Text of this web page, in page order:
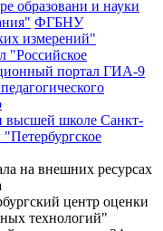
образовани и науки
ФГБНУ
измерений"
"Российское
портал ГИА-9
высшей школе Санкт-
на внешних ресурсах
центр оценки
технологий"